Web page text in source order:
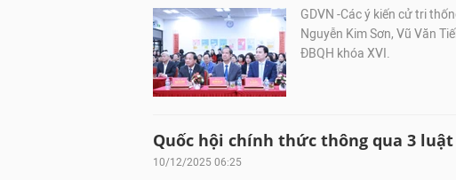
GDVN -Các ý kiến cử tri
Nguyễn Kim Sơn, Vũ Văn
ĐBQH khóa XVI.
Quốc hội chính thức thông qua 3
10/12/2025 06:25